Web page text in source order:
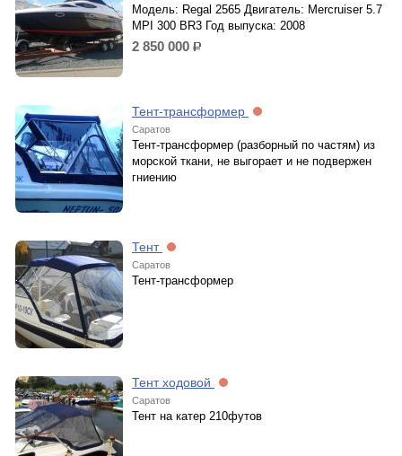
Модель: Regal 2565 Двигатель: Mercruiser 5.7
MPI 300 BR3 Год выпуска: 2008
2 850 000 р.
Тент-трансформер
Саратов
Тент-трансформер (разборный по частям) из
морской ткани, не выгорает и не подвержен
гниению
Тент
Саратов
Тент-трансформер
Тент ходовой
Саратов
Тент на катер 210футов